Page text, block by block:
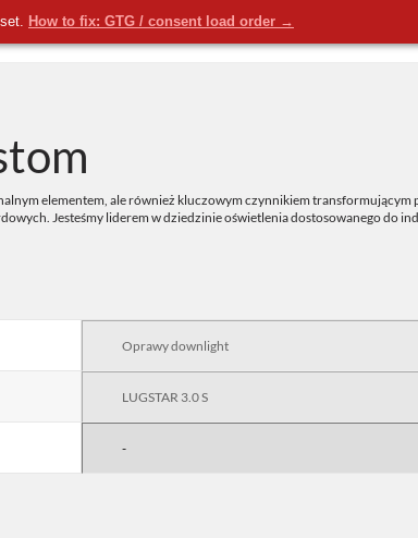
How to fix: GTG / consent load order →
elementem, ale również kluczowym czynnikiem transformującym
Jesteśmy liderem w dziedzinie oświetlenia dostosowanego do